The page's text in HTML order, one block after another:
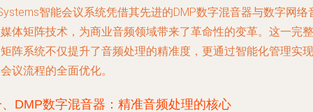
智能会议系统凭借其先进的DMP数字混音器与数字网络
体矩阵技术，为商业音频领域带来了革命性的变革。这一完整
阵系统不仅提升了音频处理的精准度，更通过智能化管理实现
议流程的全面优化。
DMP数字混音器：精准音频处理的核心